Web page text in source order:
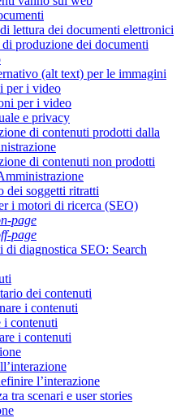
lettura dei documenti elettronici
produzione dei documenti
(alt text) per le immagini
per i video
per i video
e privacy
di contenuti prodotti dalla
di contenuti non prodotti
dei soggetti ritratti
i motori di ricerca (SEO)
page
page
di diagnostica SEO: Search
dei contenuti
i contenuti
i contenuti
i contenuti
l’interazione
tra scenari e user stories